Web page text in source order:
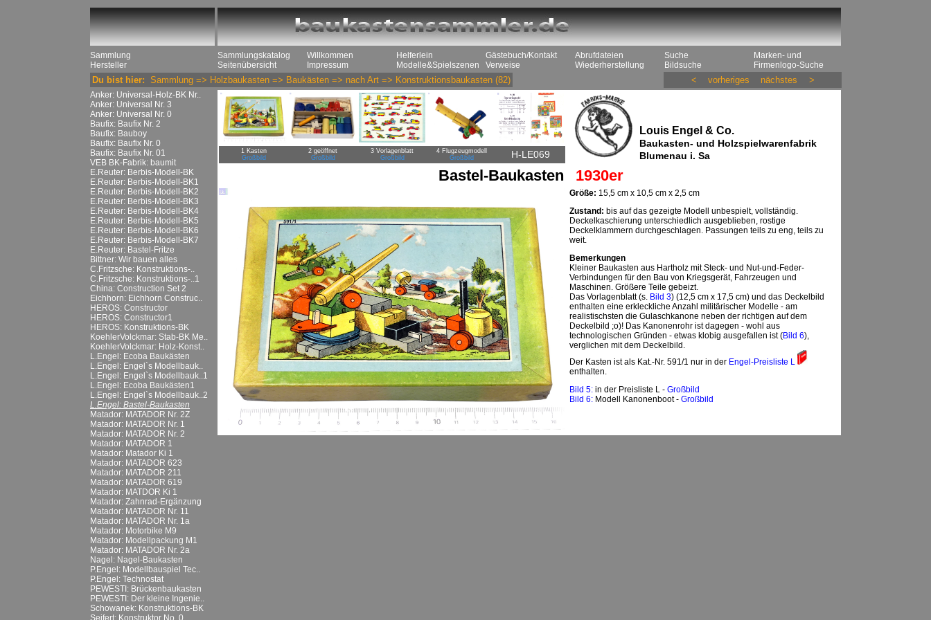
Sammlung
Hersteller
Sammlungskatalog
Seitenübersicht
Willkommen
Impressum
Helferlein
Modelle&Spielszenen
Gästebuch/Kontakt
Verweise
Abrufdateien
Wiederherstellung
Suche
Bildsuche
Marken- und
Firmenlogo-Suche
Du bist hier: Sammlung => Holzbaukasten => Baukästen => nach Art => Konstruktionsbaukasten (82) < vorheriges nächstes >
Anker: Universal-Holz-BK Nr..
Anker: Universal Nr. 3
Anker: Universal Nr. 0
Baufix: Baufix Nr. 2
Baufix: Bauboy
Baufix: Baufix Nr. 0
Baufix: Baufix Nr. 01
VEB BK-Fabrik: baumit
E.Reuter: Berbis-Modell-BK
E.Reuter: Berbis-Modell-BK1
E.Reuter: Berbis-Modell-BK2
E.Reuter: Berbis-Modell-BK3
E.Reuter: Berbis-Modell-BK4
E.Reuter: Berbis-Modell-BK5
E.Reuter: Berbis-Modell-BK6
E.Reuter: Berbis-Modell-BK7
E.Reuter: Bastel-Fritze
Bittner: Wir bauen alles
C.Fritzsche: Konstruktions-..
C.Fritzsche: Konstruktions-..1
China: Construction Set 2
Eichhorn: Eichhorn Construc..
HEROS: Constructor
HEROS: Constructor1
HEROS: Konstruktions-BK
KoehlerVolckmar: Stab-BK Me..
KoehlerVolckmar: Holz-Konst..
L.Engel: Ecoba Baukästen
L.Engel: Engel`s Modellbauk..
L.Engel: Engel`s Modellbauk..1
L.Engel: Ecoba Baukästen1
L.Engel: Engel`s Modellbauk..2
L.Engel: Bastel-Baukasten
Matador: MATADOR Nr. 2Z
Matador: MATADOR Nr. 1
Matador: MATADOR Nr. 2
Matador: MATADOR 1
Matador: Matador Ki 1
Matador: MATADOR 623
Matador: MATADOR 211
Matador: MATADOR 619
Matador: MATDOR Ki 1
Matador: Zahnrad-Ergänzung
Matador: MATADOR Nr. 11
Matador: MATADOR Nr. 1a
Matador: Motorbike M9
Matador: Modellpackung M1
Matador: MATADOR Nr. 2a
Nagel: Nagel-Baukasten
P.Engel: Modellbauspiel Tec..
P.Engel: Technostat
PEWESTI: Brückenbaukasten
PEWESTI: Der kleine Ingenie..
Schowanek: Konstruktions-BK
Seifert: Konstruktor No. 0
1 Kasten
Großbild
2 geöffnet
Großbild
3 Vorlagenblatt
Großbild
4 Flugzeugmodell
Großbild
H-LE069
Louis Engel & Co.
Baukasten- und Holzspielwarenfabrik
Blumenau i. Sa
Bastel-Baukasten 1930er
Größe: 15,5 cm x 10,5 cm x 2,5 cm
Zustand: bis auf das gezeigte Modell unbespielt, vollständig.
Deckelkaschierung unterschiedlich ausgeblieben, rostige
Deckelklammern durchgeschlagen. Passungen teils zu eng, teils zu
weit.
Bemerkungen
Kleiner Baukasten aus Hartholz mit Steck- und Nut-und-Feder-
Verbindungen für den Bau von Kriegsgerät, Fahrzeugen und
Maschinen. Größere Teile gebeizt.
Das Vorlagenblatt (s. Bild 3) (12,5 cm x 17,5 cm) und das Deckelbild
enthalten eine erkleckliche Anzahl militärischer Modelle - am
realistischsten die Gulaschkanone neben der richtigen auf dem
Deckelbild ;o)! Das Kanonenrohr ist dagegen - wohl aus
technologischen Gründen - etwas klobig ausgefallen ist (Bild 6),
verglichen mit dem Deckelbild.
Der Kasten ist als Kat.-Nr. 591/1 nur in der Engel-Preisliste L
enthalten.
Bild 5: in der Preisliste L - Großbild
Bild 6: Modell Kanonenboot - Großbild